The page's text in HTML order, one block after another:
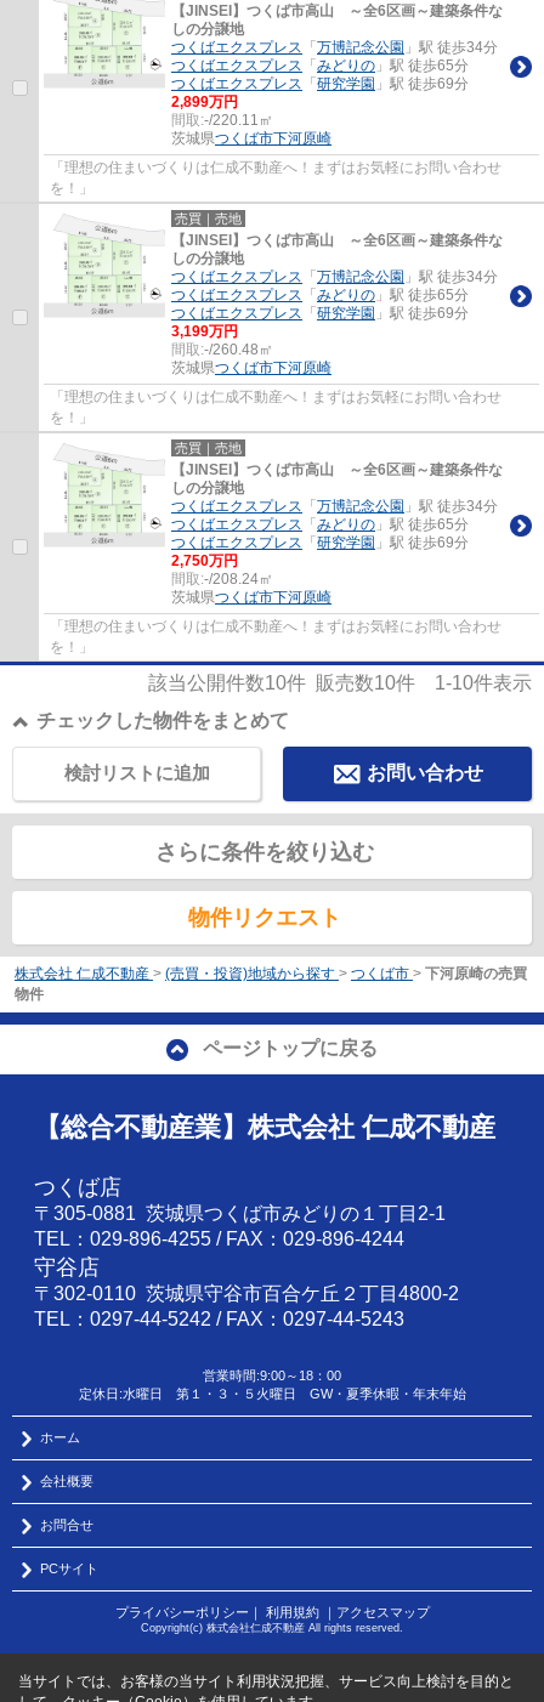
【JINSEI】つくば市高山 ～全6区画～建築条件な
しの分譲地
つくばエクスプレス 「 万博記念公園 」駅 徒歩34分
つくばエクスプレス 「 みどりの 」駅 徒歩65分
つくばエクスプレス 「 研究学園 」駅 徒歩69分
2,899万円
間取:-/220.11㎡
茨城県つくば市下河原崎
「理想の住まいづくりは仁成不動産へ！まずはお気軽にお問い合わせ
を！」
売買｜売地
【JINSEI】つくば市高山 ～全6区画～建築条件な
しの分譲地
つくばエクスプレス 「 万博記念公園 」駅 徒歩34分
つくばエクスプレス 「 みどりの 」駅 徒歩65分
つくばエクスプレス 「 研究学園 」駅 徒歩69分
3,199万円
間取:-/260.48㎡
茨城県つくば市下河原崎
「理想の住まいづくりは仁成不動産へ！まずはお気軽にお問い合わせ
を！」
売買｜売地
【JINSEI】つくば市高山 ～全6区画～建築条件な
しの分譲地
つくばエクスプレス 「 万博記念公園 」駅 徒歩34分
つくばエクスプレス 「 みどりの 」駅 徒歩65分
つくばエクスプレス 「 研究学園 」駅 徒歩69分
2,750万円
間取:-/208.24㎡
茨城県つくば市下河原崎
「理想の住まいづくりは仁成不動産へ！まずはお気軽にお問い合わせ
を！」
該当公開件数10件 販売数10件 1-10件表示
チェックした物件をまとめて
お問い合わせ
検討リストに追加
さらに条件を絞り込む
物件リクエスト
株式会社 仁成不動産 > (売買・投資)地域から探す > つくば市 > 下河原崎の売買
物件
ページトップに戻る
【総合不動産業】株式会社 仁成不動産
つくば店
〒305-0881 茨城県つくば市みどりの１丁目2-1
TEL：029-896-4255 / FAX：029-896-4244
守谷店
〒302-0110 茨城県守谷市百合ケ丘２丁目4800-2
TEL：0297-44-5242 / FAX：0297-44-5243
営業時間:9:00～18：00
定休日:水曜日 第１・３・５火曜日 GW・夏季休暇・年末年始
ホーム
会社概要
お問合せ
PCサイト
プライバシーポリシー ｜ 利用規約｜ アクセスマップ
Copyright(c) 株式会社仁成不動産 All rights reserved.
当サイトでは、お客様の当サイト利用状況把握、サービス向上検討を目的と